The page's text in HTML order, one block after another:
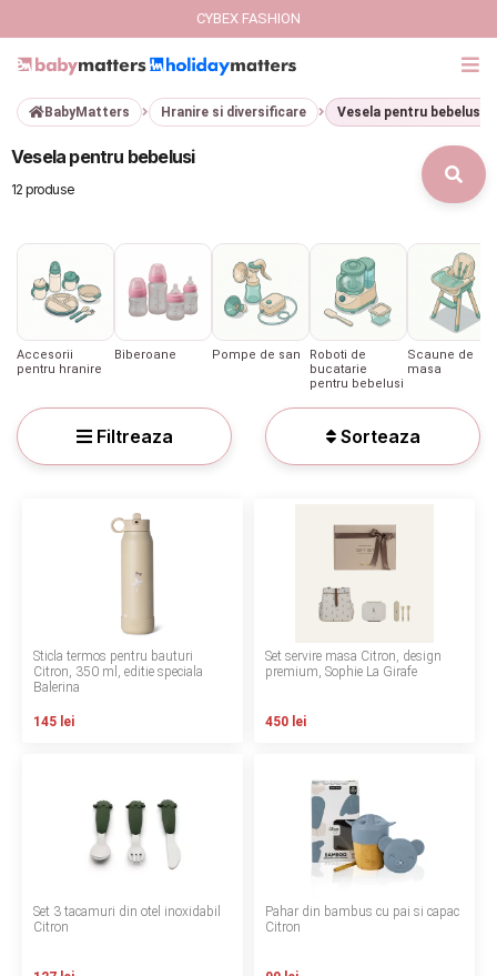
GIFT CARD
Branduri
CARUCIOARE COPII
LA PLIMBARE
JUCARII
MARSUPII BEBELUSI
BABY MONITORS
CYBEX FASHION
BabyMatters Hranire si diversificare Vesela pentru bebelusi
Vesela pentru bebelusi
12 produse
Accesorii
pentru hranire
Biberoane Pompe de san
Roboti de
bucatarie
pentru bebelusi
Scaune de
masa
Filtreaza Sorteaza
Sticla termos pentru bauturi
Citron, 350 ml, editie speciala
Balerina
145 lei
Set servire masa Citron, design
premium, Sophie La Girafe
450 lei
Set 3 tacamuri din otel inoxidabil
Citron
Pahar din bambus cu pai si capac
Citron